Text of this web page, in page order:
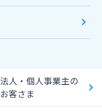
法人・個人事業主の
お客さま